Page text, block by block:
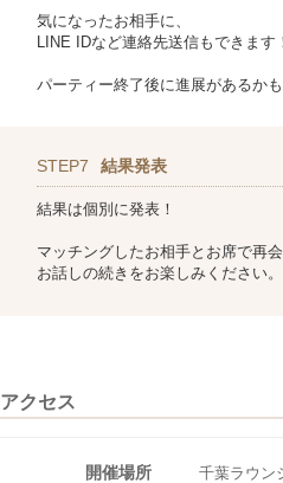
気になったお相手に、
LINE IDなど連絡先送信もできます
パーティー終了後に進展があるか
STEP7 結果発表
結果は個別に発表！
マッチングしたお相手とお席で再
お話しの続きをお楽しみください。
アクセス
開催場所
千葉ラウン